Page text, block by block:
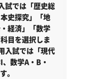
試では「歴史総
史探究」「地
経済」「数学
目を選択しま
入試では「現代
数学A・B・
。